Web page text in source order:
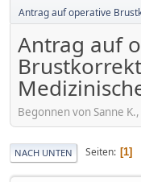
Antrag auf operative
Antrag auf
Begonnen von Sanne
NACH UNTEN Seiten 1